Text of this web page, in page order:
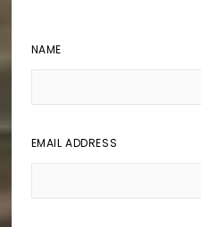
NAME
EMAIL ADDRESS